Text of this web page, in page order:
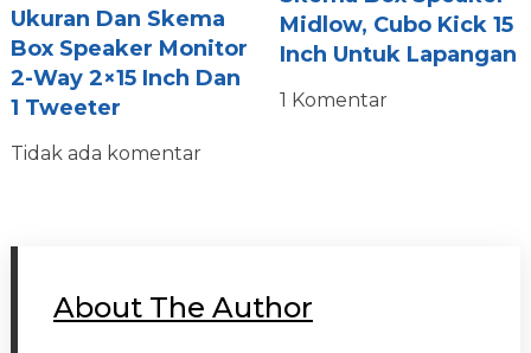
Ukuran Dan Skema
Box Speaker Monitor
2-Way 2×15 Inch Dan
1 Tweeter
Tidak ada komentar
Midlow, Cubo Kick 15
Inch Untuk Lapangan
1 Komentar
About The Author